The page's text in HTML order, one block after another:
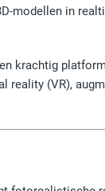
modellen in
krachtig
(VR),